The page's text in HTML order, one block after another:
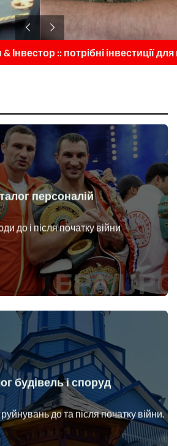
:: потрібні інвестиції для
персоналій
до і після початку війни
до і після початку війни
Докладніше
будівель і споруд
до та після початку війни.
об'єкти до та після початку
війни
Докладніше